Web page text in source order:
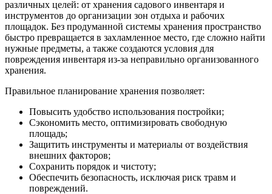
различных целей: от хранения садового инвентаря и
инструментов до организации зон отдыха и рабочих
площадок. Без продуманной системы хранения пространство
быстро превращается в захламленное место, где сложно найти
нужные предметы, а также создаются условия для
повреждения инвентаря из-за неправильно организованного
хранения.
Правильное планирование хранения позволяет:
Повысить удобство использования постройки;
Сэкономить место, оптимизировать свободную
площадь;
Защитить инструменты и материалы от воздействия
внешних факторов;
Сохранить порядок и чистоту;
Обеспечить безопасность, исключая риск травм и
повреждений.